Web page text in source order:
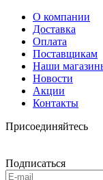
О компании
Доставка
Оплата
Поставщикам
Наши
Новости
Акции
Контакты
Присоединяйтесь
Подписаться